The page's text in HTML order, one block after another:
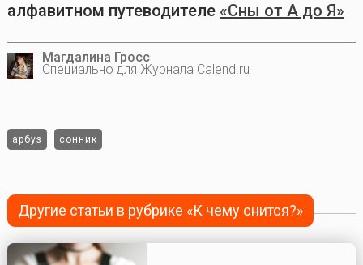
алфавитном путеводителе «Сны от А до Я»
Магдалина Гросс
Специально для Журнала Calend.ru
арбуз сонник
Другие статьи в рубрике «К чему снится?»